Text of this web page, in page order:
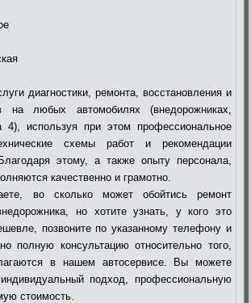
диагностики, ремонта, восстановления и
на любых автомобилях (внедорожниках,
4), используя при этом профессиональное
схемы работ и рекомендации
этому, а также опыту персонала,
качественно и грамотно.
во сколько может обойтись ремонт
но хотите узнать, у кого это
позвоните по указанному телефону и
полную консультацию относительно того,
в нашем автосервисе. Вы можете
подход, профессиональную
стоимость.